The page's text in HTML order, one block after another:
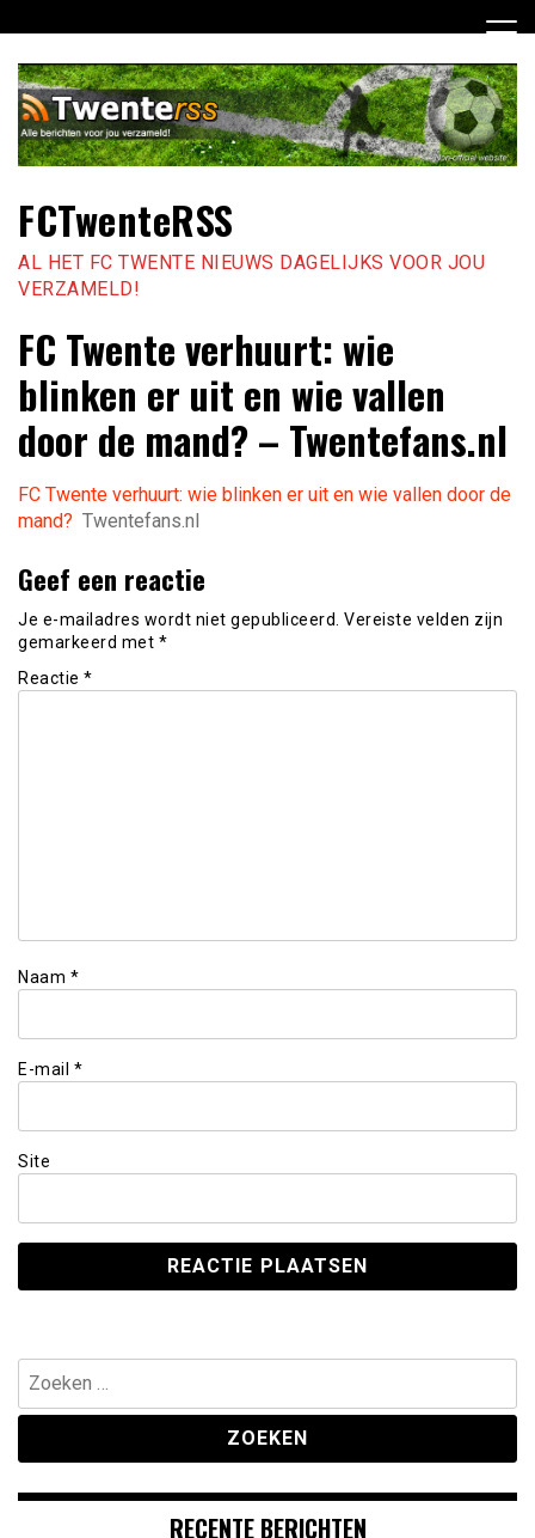
naar
inhoud
FCTwenteRSS
AL HET FC TWENTE NIEUWS DAGELIJKS VOOR JOU
VERZAMELD!
FC Twente verhuurt: wie
blinken er uit en wie vallen
door de mand? – Twentefans.nl
FC Twente verhuurt: wie blinken er uit en wie vallen door de
mand? Twentefans.nl
Geef een reactie
Je e-mailadres wordt niet gepubliceerd. Vereiste velden zijn
gemarkeerd met *
Reactie *
Naam *
E-mail *
Site
Zoeken
naar:
RECENTE BERICHTEN